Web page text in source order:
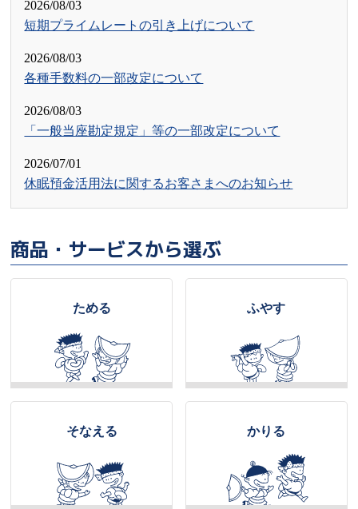
2026/08/03
短期プライムレートの引き上げについて
2026/08/03
各種手数料の一部改定について
2026/08/03
「一般当座勘定規定」等の一部改定について
2026/07/01
休眠預金活用法に関するお客さまへのお知らせ
いて
「一般当座勘定規定」の一部改定について
2026/04/17
徳島信用金庫貸金庫規定の改定について
預金金利および短期プライムレートの引き上げについ
商品・サービスから選ぶ
ためる ふやす
そなえる かりる